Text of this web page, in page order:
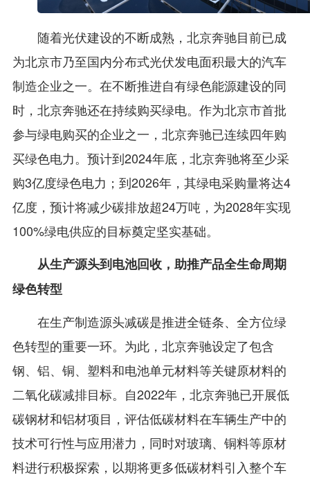
随着光伏建设的不断成熟，北京奔驰目前已成
为北京市乃至国内分布式光伏发电面积最大的汽车
制造企业之一。在不断推进自有绿色能源建设的同
时，北京奔驰还在持续购买绿电。作为北京市首批
参与绿电购买的企业之一，北京奔驰已连续四年购
买绿色电力。预计到2024年底，北京奔驰将至少采
购3亿度绿色电力；到2026年，其绿电采购量将达4
亿度，预计将减少碳排放超24万吨，为2028年实现
100%绿电供应的目标奠定坚实基础。
从生产源头到电池回收，助推产品全生命周期
绿色转型
在生产制造源头减碳是推进全链条、全方位绿
色转型的重要一环。为此，北京奔驰设定了包含
钢、铝、铜、塑料和电池单元材料等关键原材料的
二氧化碳减排目标。自2022年，北京奔驰已开展低
碳钢材和铝材项目，评估低碳材料在车辆生产中的
技术可行性与应用潜力，同时对玻璃、铜料等原材
料进行积极探索，以期将更多低碳材料引入整个车